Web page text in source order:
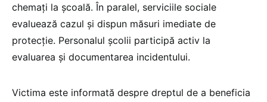
chemați la școală. În paralel, serviciile sociale
evaluează cazul și dispun măsuri imediate de
protecție. Personalul școlii participă activ la
evaluarea și documentarea incidentului.
Victima este informată despre dreptul de a beneficia